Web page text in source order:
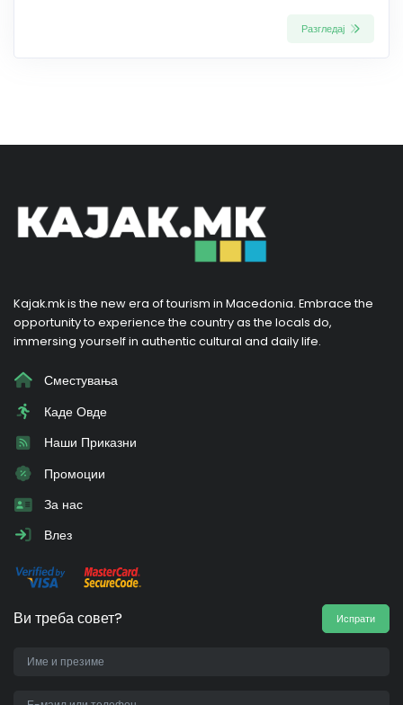
Разгледај
Kajak.mk is the new era of tourism in Macedonia. Embrace the
opportunity to experience the country as the locals do,
immersing yourself in authentic cultural and daily life.
Сместувања
Каде Овде
Наши Приказни
Промоции
За нас
Влез
Ви треба совет? Испрати